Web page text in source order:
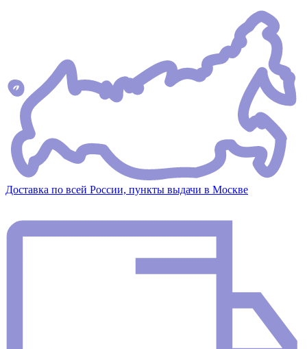
Доставка по всей России, пункты выдачи в Москве